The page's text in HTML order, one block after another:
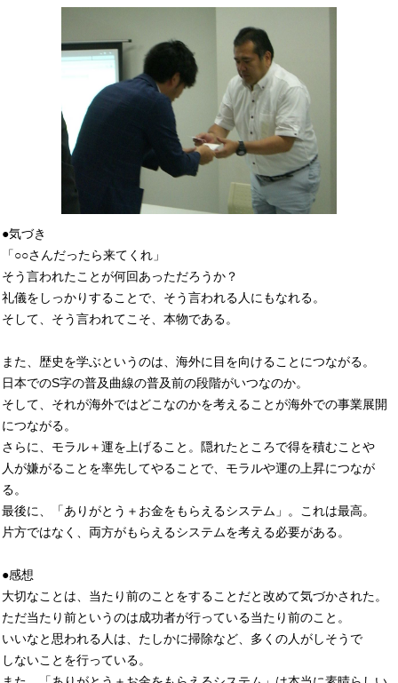
●気づき
「○○さんだったら来てくれ」
そう言われたことが何回あっただろうか？
礼儀をしっかりすることで、そう言われる人にもなれる。
そして、そう言われてこそ、本物である。
また、歴史を学ぶというのは、海外に目を向けることにつながる。
日本でのS字の普及曲線の普及前の段階がいつなのか。
そして、それが海外ではどこなのかを考えることが海外での事業展開
につながる。
さらに、モラル＋運を上げること。隠れたところで得を積むことや
人が嫌がることを率先してやることで、モラルや運の上昇につなが
る。
最後に、「ありがとう＋お金をもらえるシステム」。これは最高。
片方ではなく、両方がもらえるシステムを考える必要がある。
●感想
大切なことは、当たり前のことをすることだと改めて気づかされた。
ただ当たり前というのは成功者が行っている当たり前のこと。
いいなと思われる人は、たしかに掃除など、多くの人がしそうで
しないことを行っている。